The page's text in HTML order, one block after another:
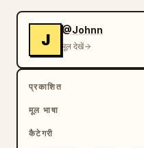
J
@Johnn
मूल देखें
प्रकाशित
मूल भाषा
कैटेगरी